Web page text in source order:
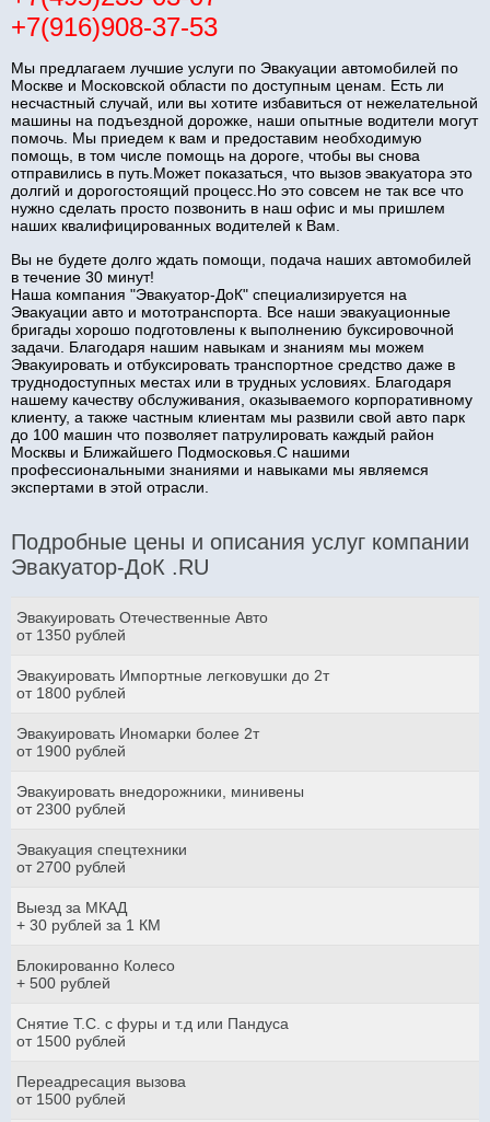
+7(916)908-37-53
Мы предлагаем лучшие услуги по Эвакуации автомобилей по
Москве и Московской области по доступным ценам. Есть ли
несчастный случай, или вы хотите избавиться от нежелательной
машины на подъездной дорожке, наши опытные водители могут
помочь. Мы приедем к вам и предоставим необходимую
помощь, в том числе помощь на дороге, чтобы вы снова
отправились в путь.Может показаться, что вызов эвакуатора это
долгий и дорогостоящий процесс.Но это совсем не так все что
нужно сделать просто позвонить в наш офис и мы пришлем
наших квалифицированных водителей к Вам.
Вы не будете долго ждать помощи, подача наших автомобилей
в течение 30 минут!
Наша компания "Эвакуатор-ДоК" специализируется на
Эвакуации авто и мототранспорта. Все наши эвакуационные
бригады хорошо подготовлены к выполнению буксировочной
задачи. Благодаря нашим навыкам и знаниям мы можем
Эвакуировать и отбуксировать транспортное средство даже в
труднодоступных местах или в трудных условиях. Благодаря
нашему качеству обслуживания, оказываемого корпоративному
клиенту, а также частным клиентам мы развили свой авто парк
до 100 машин что позволяет патрулировать каждый район
Москвы и Ближайшего Подмосковья.С нашими
профессиональными знаниями и навыками мы являемся
экспертами в этой отрасли.
Подробные цены и описания услуг компании
Эвакуатор-ДоК .RU
Эвакуировать Отечественные Авто
от 1350 рублей
Эвакуировать Импортные легковушки до 2т
от 1800 рублей
Эвакуировать Иномарки более 2т
от 1900 рублей
Эвакуировать внедорожники, минивены
от 2300 рублей
Эвакуация спецтехники
от 2700 рублей
Выезд за МКАД
+ 30 рублей за 1 КМ
Блокированно Колесо
+ 500 рублей
Снятие Т.С. с фуры и т.д или Пандуса
от 1500 рублей
Переадресация вызова
от 1500 рублей